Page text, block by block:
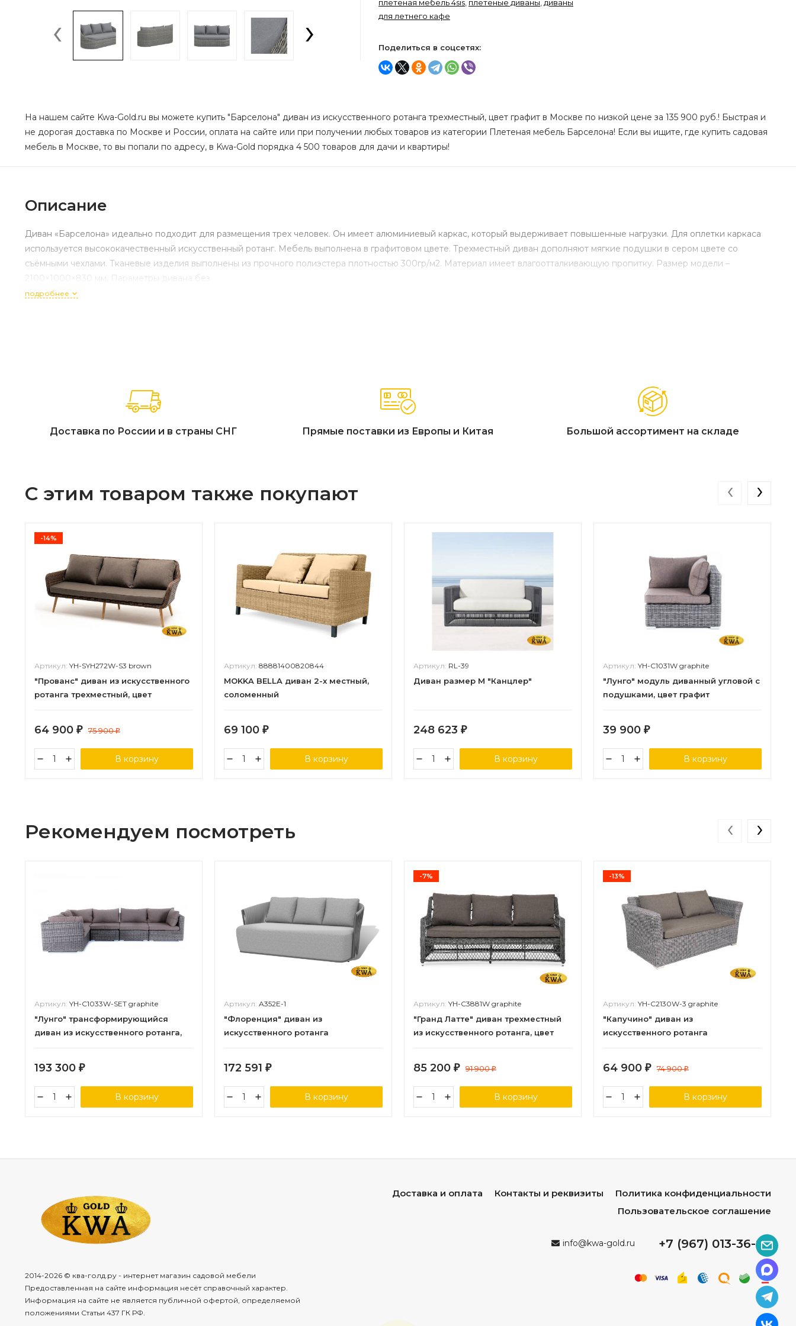
‹ ›
плетеная мебель 4sis плетеные диваны диваны
для летнего кафе
Поделиться в соцсетях:
На нашем сайте Kwa-Gold.ru вы можете купить "Барселона" диван из искусственного ротанга трехместный, цвет графит в Москве по низкой цене за 135 900 руб.! Быстрая и
не дорогая доставка по Москве и России, оплата на сайте или при получении любых товаров из категории Плетеная мебель Барселона! Если вы ищите, где купить садовая
мебель в Москве, то вы попали по адресу, в Kwa-Gold порядка 4 500 товаров для дачи и квартиры!
Описание
Диван «Барселона» идеально подходит для размещения трех человек. Он имеет алюминиевый каркас, который выдерживает повышенные нагрузки. Для оплетки каркаса
используется высококачественный искусственный ротанг. Мебель выполнена в графитовом цвете. Трехместный диван дополняют мягкие подушки в сером цвете со
съёмными чехлами. Тканевые изделия выполнены из прочного полиэстера плотностью 300гр/м2. Материал имеет влагоотталкивающую пропитку. Размер модели –
2100×1000×830 мм. Параметры дивана без
подробнее
Доставка по России и в страны СНГ Прямые поставки из Европы и Китая Большой ассортимент на складе
С этим товаром также покупают
-14%
Артикул: YH-SYH272W-S3 brown
"Прованс" диван из искусственного
ротанга трехместный, цвет
64 900 ₽ 75 900₽
В корзину
Артикул: 88881400820844
MOKKA BELLA диван 2-х местный,
соломенный
69 100 ₽
В корзину
Артикул: RL-39
Диван размер М "Канцлер"
248 623 ₽
В корзину
Артикул: YH-C1031W graphite
"Лунго" модуль диванный угловой с
подушками, цвет графит
39 900 ₽
В корзину
‹ ›
Рекомендуем посмотреть
Артикул: YH-C1033W-SET graphite
"Лунго" трансформирующийся
диван из искусственного ротанга,
193 300 ₽
В корзину
Артикул: A352E-1
"Флоренция" диван из
искусственного ротанга
172 591 ₽
В корзину
-7%
Артикул: YH-C3881W graphite
"Гранд Латте" диван трехместный
из искусственного ротанга, цвет
85 200 ₽ 91 900₽
В корзину
-13%
Артикул: YH-C2130W-3 graphite
"Капучино" диван из
искусственного ротанга
64 900 ₽ 74 900₽
В корзину
‹ ›
2014-2026 © ква-голд.ру - интернет магазин садовой мебели
Предоставленная на сайте информация несёт справочный характер.
Информация на сайте не является публичной офертой, определяемой
положениями Статьи 437 ГК РФ.
Доставка и оплата Контакты и реквизиты
Политика конфиденциальности
Пользовательское соглашение
info@kwa-gold.ru +7 (967) 013-36-96